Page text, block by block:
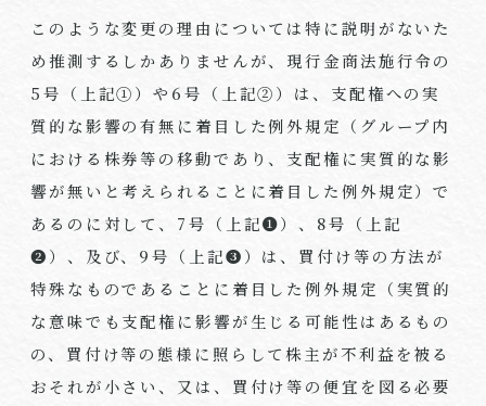
このような変更の理由については特に説明がないた
め推測するしかありませんが、現行金商法施行令の
5号（上記①）や6号（上記②）は、支配権への実
質的な影響の有無に着目した例外規定（グループ内
における株券等の移動であり、支配権に実質的な影
響が無いと考えられることに着目した例外規定）で
あるのに対して、7号（上記❶）、8号（上記
❷）、及び、9号（上記❸）は、買付け等の方法が
特殊なものであることに着目した例外規定（実質的
な意味でも支配権に影響が生じる可能性はあるもの
の、買付け等の態様に照らして株主が不利益を被る
おそれが小さい、又は、買付け等の便宜を図る必要